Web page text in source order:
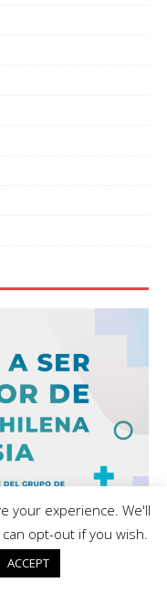
your experience. We'll
opt-out if you wish.
ACCEPT